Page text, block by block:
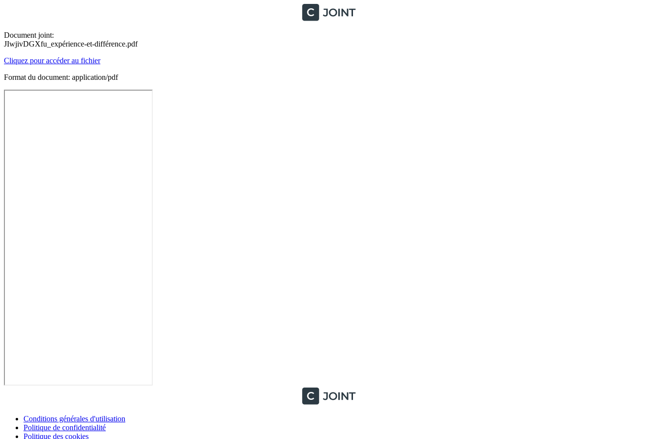
Document joint:
JIwjivDGXfu_expérience-et-différence.pdf
Cliquez pour accéder au fichier
Format du document: application/pdf
Conditions générales d'utilisation
Politique de confidentialité
Politique des cookies